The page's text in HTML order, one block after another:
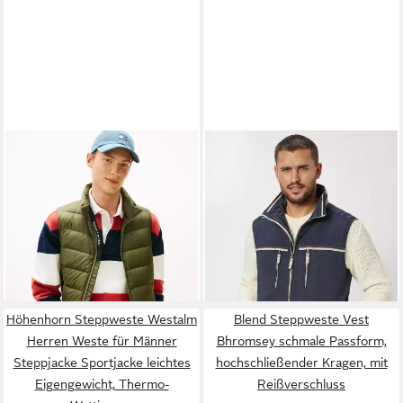
TOMMY JEANSSteppweste
TJM LT DOWN VEST EXT mit
Daunenwattierung
UVP159,90 €
REDPOINTKurzweste Arne
Outdoorweste mit Funktion
Höhenhorn Steppweste Westalm
Herren Weste für Männer
Steppjacke Sportjacke leichtes
Eigengewicht, Thermo-
Blend Steppweste Vest
Bhromsey schmale Passform,
hochschließender Kragen, mit
Reißverschluss